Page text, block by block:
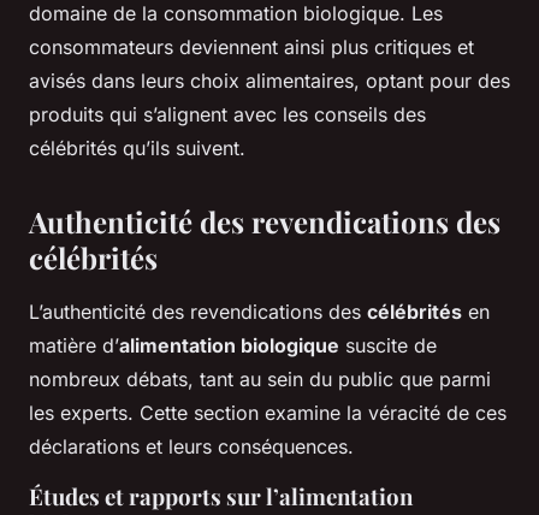
domaine de la consommation biologique. Les
consommateurs deviennent ainsi plus critiques et
avisés dans leurs choix alimentaires, optant pour des
produits qui s’alignent avec les conseils des
célébrités qu’ils suivent.
Authenticité des revendications des
célébrités
L’authenticité des revendications des célébrités en
matière d’alimentation biologique suscite de
nombreux débats, tant au sein du public que parmi
les experts. Cette section examine la véracité de ces
déclarations et leurs conséquences.
Études et rapports sur l’alimentation